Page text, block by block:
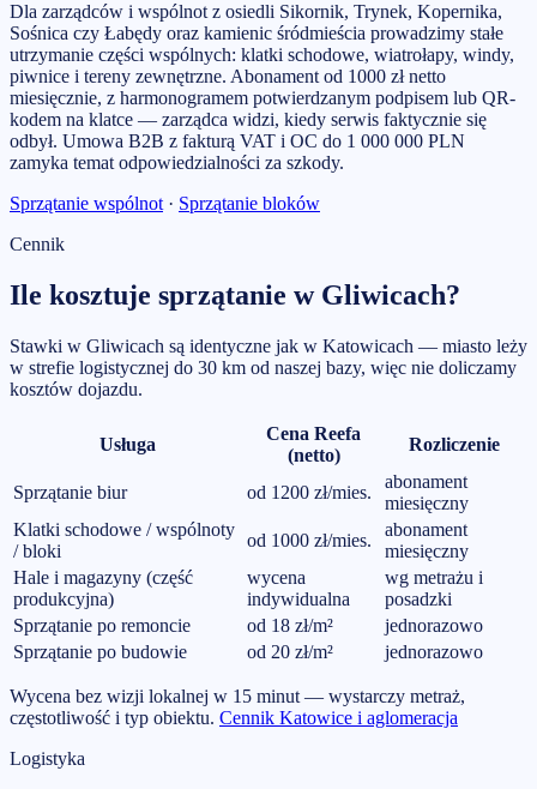
Dla zarządców i wspólnot z osiedli Sikornik, Trynek, Kopernika,
Sośnica czy Łabędy oraz kamienic śródmieścia prowadzimy stałe
utrzymanie części wspólnych: klatki schodowe, wiatrołapy, windy,
piwnice i tereny zewnętrzne. Abonament od 1000 zł netto
miesięcznie, z harmonogramem potwierdzanym podpisem lub QR-
kodem na klatce — zarządca widzi, kiedy serwis faktycznie się
odbył. Umowa B2B z fakturą VAT i OC do 1 000 000 PLN
zamyka temat odpowiedzialności za szkody.
Sprzątanie wspólnot · Sprzątanie bloków
Cennik
Ile kosztuje sprzątanie w Gliwicach?
Stawki w Gliwicach są identyczne jak w Katowicach — miasto leży
w strefie logistycznej do 30 km od naszej bazy, więc nie doliczamy
kosztów dojazdu.
Usługa
Cena Reefa
(netto)
Rozliczenie
Sprzątanie biur od 1200 zł/mies.
abonament
miesięczny
Klatki schodowe / wspólnoty
/ bloki
od 1000 zł/mies.
abonament
miesięczny
Hale i magazyny (część
produkcyjna)
wycena
indywidualna
wg metrażu i
posadzki
Sprzątanie po remoncie
od 18 zł/m²
jednorazowo
Sprzątanie po budowie
od 20 zł/m² jednorazowo
Wycena bez wizji lokalnej w 15 minut — wystarczy metraż,
częstotliwość i typ obiektu. Cennik Katowice i aglomeracja
Logistyka